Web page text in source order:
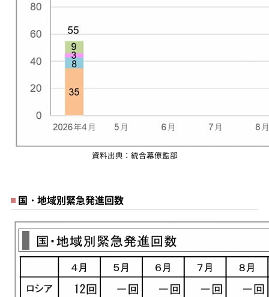
資料出典：統合幕僚監部
国・地域別緊急発進回数